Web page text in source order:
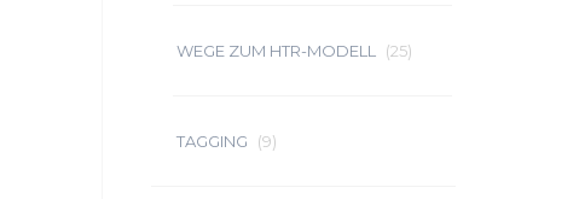
WEGE ZUM HTR-MODELL (25)
TAGGING (9)